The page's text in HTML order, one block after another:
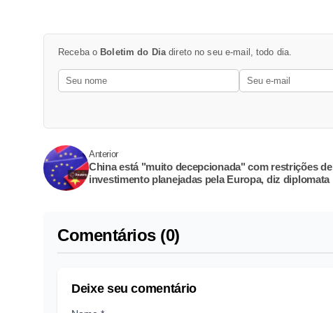
Receba o Boletim do Diadireto no seu e-mail, todo dia.
Anterior
China está "muito decepcionada" com restrições de
investimento planejadas pela Europa, diz diplomata
Comentários (0)
Deixe seu comentário